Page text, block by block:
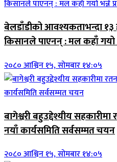
बेलडाँडीको आवश्यकताभन्दा १३
किसानले पाएनन् : मल कहाँ गयो
२०८० आश्विन १५, सोमबार १४:०५
बागेश्वरी बहुउद्देश्यीय
नयाँ कार्यसमिति सर्वसम्मत चयन
२०८० आश्विन १५, सोमबार १४:०५